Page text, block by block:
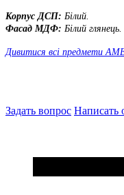
Корпус ДСП: Білий.
Фасад МДФ: Білий глянець.
Дивитися всі предмети
Задать вопрос Написать